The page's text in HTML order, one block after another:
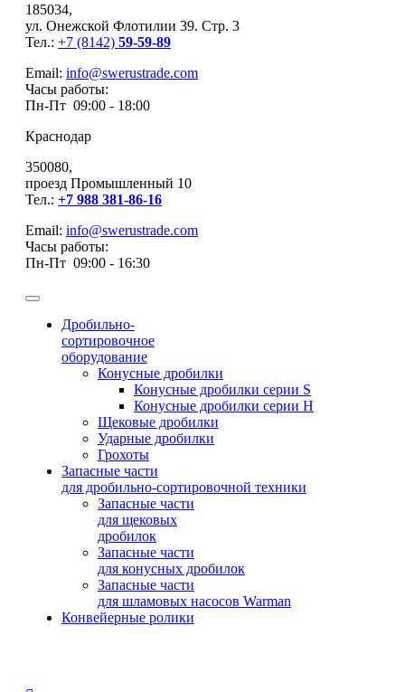
185034,
ул. Онежской Флотилии 39. Стр. 3
Тел.: +7 (8142) 59-59-89
Email: info@swerustrade.com
Часы работы:
Пн-Пт 09:00 - 18:00
Краснодар
350080,
проезд Промышленный 10
Тел.: +7 988 381-86-16
Email: info@swerustrade.com
Часы работы:
Пн-Пт 09:00 - 16:30
Дробильно-
сортировочное
оборудование
Конусные дробилки
Конусные дробилки серии S
Конусные дробилки серии H
Щековые дробилки
Ударные дробилки
Грохоты
Запасные части
для дробильно-сортировочной техники
Запасные части
для щековых
дробилок
Запасные части
для конусных дробилок
Запасные части
для шламовых насосов Warman
Конвейерные ролики